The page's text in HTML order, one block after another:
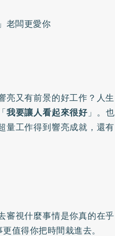
老闆更愛你
亮又有前景的好工作？人生
我要讓人看起來很好」。也
量工作得到響亮成就，還有
審視什麼事情是你真的在乎
值得你把時間栽進去。